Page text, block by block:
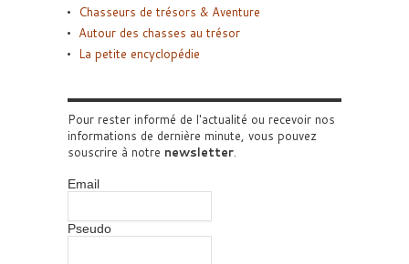
Chasseurs de trésors & Aventure
Autour des chasses au trésor
La petite encyclopédie
Pour rester informé de l'actualité ou recevoir nos
informations de dernière minute, vous pouvez
souscrire à notre newsletter.
Email
Pseudo